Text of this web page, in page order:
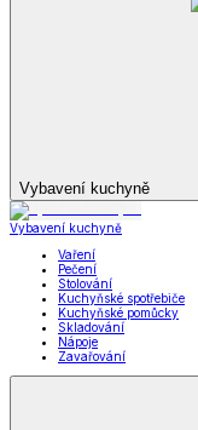
Vybavení kuchyně
Vybavení kuchyně
Vaření
Pečení
Stolování
Kuchyňské spotřebiče
Kuchyňské pomůcky
Skladování
Nápoje
Zavařování